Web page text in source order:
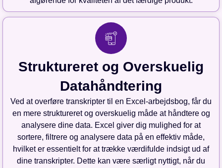
Struktureret og Overskuelig
Datahåndtering
Ved at overføre transkripter til en Excel-arbejdsbog, får du
en mere struktureret og overskuelig måde at håndtere og
analysere dine data. Excel giver dig mulighed for at
sortere, filtrere og analysere data på en effektiv måde,
hvilket er essentielt for at trække værdifulde indsigt ud af
dine transkripter. Dette kan være særligt nyttigt, når du